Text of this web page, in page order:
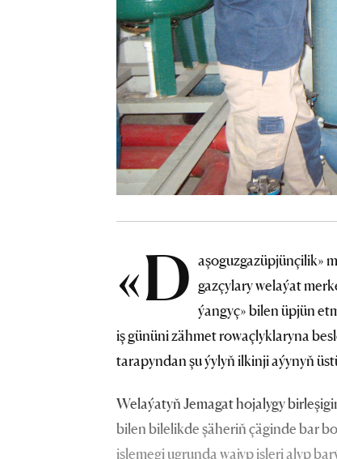
«D aşoguzgazüpjünçilik»
gazçylary welaýat
ýangyç» bilen üpjün
iş gününi zähmet rowaçlyklaryna
tarapyndan şu ýylyň ilkinji aýynyň
Welaýatyň Jemagat hojalygy
bilen bilelikde şäheriň çäginde bar
işlemegi ugrunda wajyp işleri alyp